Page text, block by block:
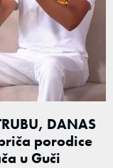
DANAS
porodice
u Guči